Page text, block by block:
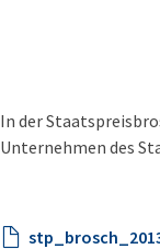
In der
Unternehmen des